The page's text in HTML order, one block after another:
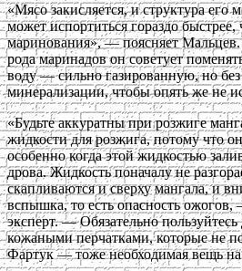
«Мясо закисляется, и структура его
может испортиться гораздо
маринования», — поясняет
рода маринадов он советует
воду — сильно газированную, но
минерализации, чтобы опять же не
«Будьте аккуратны при розжиге
жидкости для розжига, потому что
особенно когда этой жидкостью
дрова. Жидкость поначалу не
скапливаются и сверху мангала, и
вспышка, то есть опасность
эксперт. — Обязательно
кожаными перчатками, которые не
Фартук — тоже необходимая вещь